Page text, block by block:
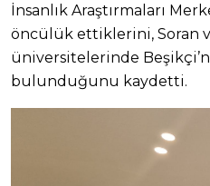
İnsanlık Araştırmaları
öncülük ettiklerini, Soran
üniversitelerinde
bulunduğunu kaydetti.